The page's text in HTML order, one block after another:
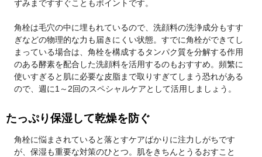
ずみまですすぐこともポイントです。
角栓は毛穴の中に埋もれているので、洗顔料の洗浄成分もすす
ぎなどの物理的な力も届きにくい状態。すでに角栓ができてし
まっている場合は、角栓を構成するタンパク質を分解する作用
のある酵素を配合した洗顔料を活用するのもおすすめ。頻繁に
使いすぎると肌に必要な皮脂まで取りすぎてしまう恐れがある
ので、週に1～2回のスペシャルケアとして活用しましょう。
たっぷり保湿して乾燥を防ぐ
角栓に悩まされていると落とすケアばかりに注力しがちです
が、保湿も重要な対策のひとつ。肌をきちんとうるおすこと